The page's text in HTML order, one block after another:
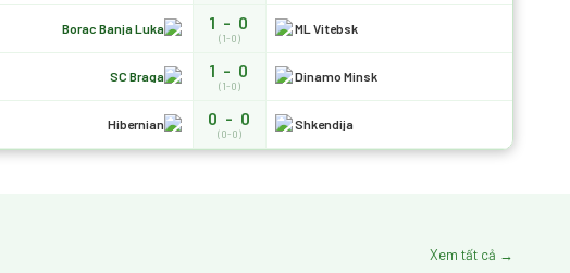
Borac Banja Luka 1 - 0
(1-0)
ML Vitebsk
SC Braga 1 - 0
(1-0)
Dinamo Minsk
Hibernian 0 - 0
(0-0)
Shkendija
Xem tất cả →